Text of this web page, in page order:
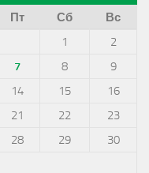
Пт Сб
Вс
1
2
7 8
9
14 15
16
21 22
23
28 29
30